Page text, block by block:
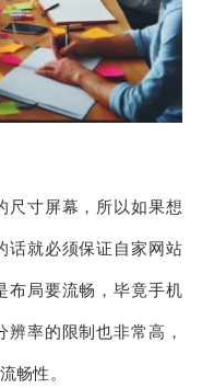
寸屏幕，所以如果想
话就必须保证自家网站
布局要流畅，毕竟手机
率的限制也非常高，
畅性。